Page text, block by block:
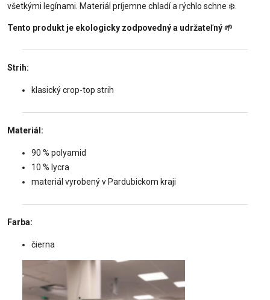
všetkými legínami. Materiál príjemne chladí a rýchlo schne ❄️.
Tento produkt je ekologicky zodpovedný a udržateľný 🌱
Strih:
klasický crop-top strih
Materiál:
90 % polyamid
10 % lycra
materiál vyrobený v Pardubickom kraji
Farba:
čierna